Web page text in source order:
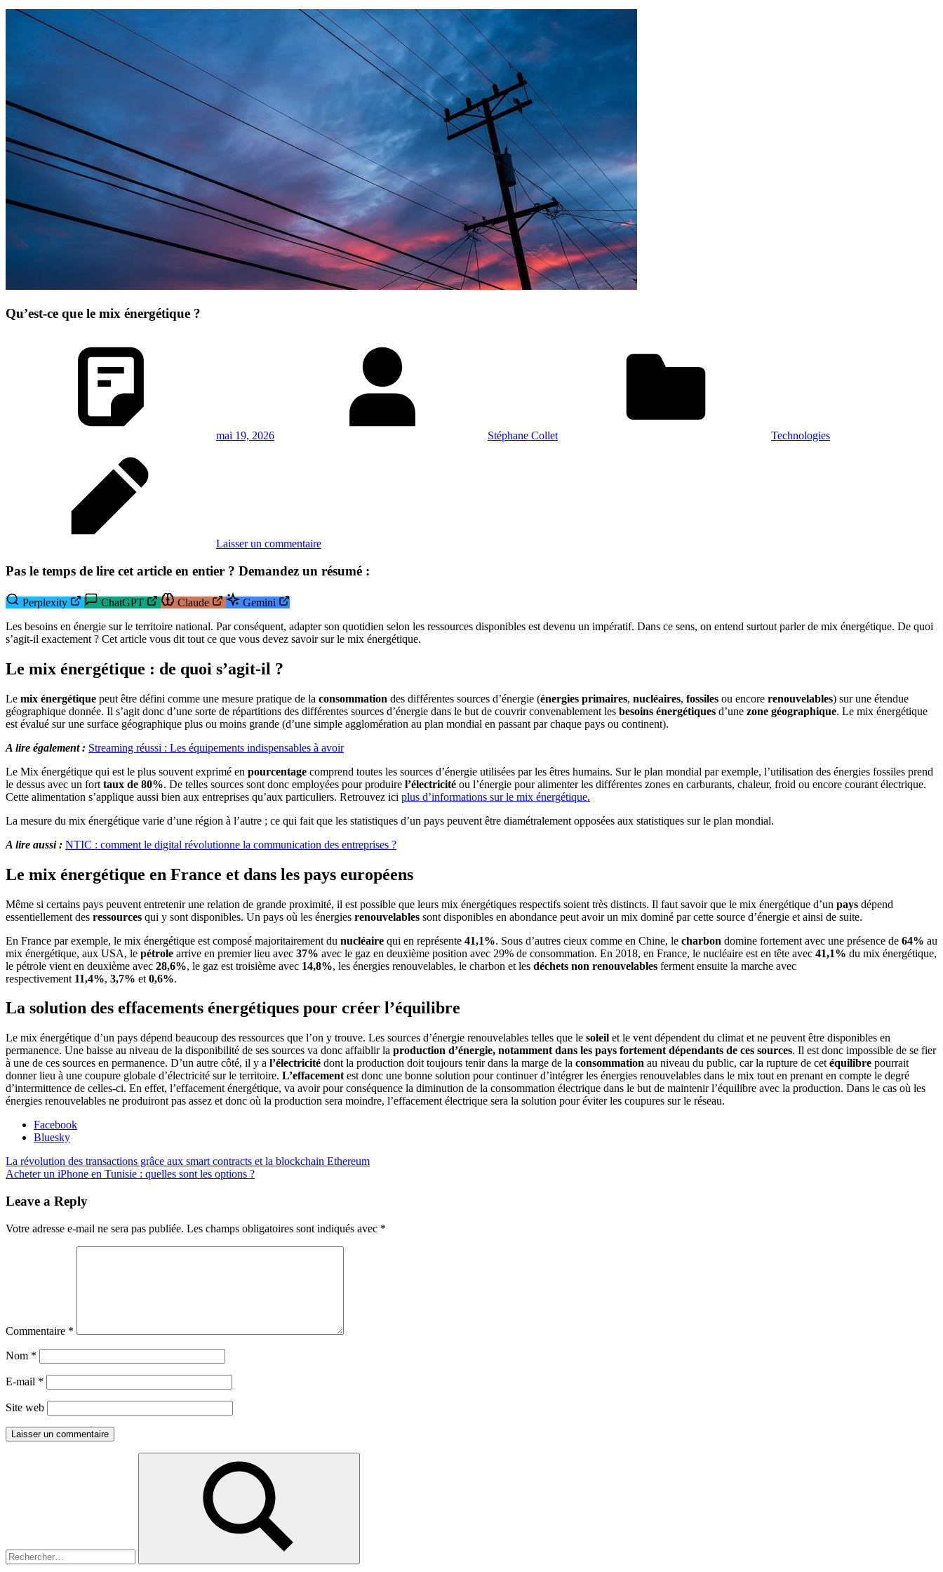
Qu’est-ce que le mix énergétique ?
mai 19, 2026 Stéphane Collet Technologies
Laisser un commentaire
Pas le temps de lire cet article en entier ? Demandez un résumé :
Perplexity ChatGPT Claude
Gemini
Les besoins en énergie sur le territoire national. Par conséquent, adapter son quotidien selon les ressources disponibles est devenu un impératif. Dans ce sens, on entend surtout parler de mix énergétique. De quoi
s’agit-il exactement ? Cet article vous dit tout ce que vous devez savoir sur le mix énergétique.
Le mix énergétique : de quoi s’agit-il ?
Le mix énergétique peut être défini comme une mesure pratique de la consommation des différentes sources d’énergie (énergies primaires, nucléaires, fossiles ou encore renouvelables) sur une étendue
géographique donnée. Il s’agit donc d’une sorte de répartitions des différentes sources d’énergie dans le but de couvrir convenablement les besoins énergétiques d’une zone géographique. Le mix énergétique
est évalué sur une surface géographique plus ou moins grande (d’une simple agglomération au plan mondial en passant par chaque pays ou continent).
A lire également : Streaming réussi : Les équipements indispensables à avoir
Le Mix énergétique qui est le plus souvent exprimé en pourcentage comprend toutes les sources d’énergie utilisées par les êtres humains. Sur le plan mondial par exemple, l’utilisation des énergies fossiles prend
le dessus avec un fort taux de 80%. De telles sources sont donc employées pour produire l’électricité ou l’énergie pour alimenter les différentes zones en carburants, chaleur, froid ou encore courant électrique.
Cette alimentation s’applique aussi bien aux entreprises qu’aux particuliers. Retrouvez ici plus d’informations sur le mix énergétique.
La mesure du mix énergétique varie d’une région à l’autre ; ce qui fait que les statistiques d’un pays peuvent être diamétralement opposées aux statistiques sur le plan mondial.
A lire aussi : NTIC : comment le digital révolutionne la communication des entreprises ?
Le mix énergétique en France et dans les pays européens
Même si certains pays peuvent entretenir une relation de grande proximité, il est possible que leurs mix énergétiques respectifs soient très distincts. Il faut savoir que le mix énergétique d’un pays dépend
essentiellement des ressources qui y sont disponibles. Un pays où les énergies renouvelables sont disponibles en abondance peut avoir un mix dominé par cette source d’énergie et ainsi de suite.
En France par exemple, le mix énergétique est composé majoritairement du nucléaire qui en représente 41,1%. Sous d’autres cieux comme en Chine, le charbon domine fortement avec une présence de 64% au
mix énergétique, aux USA, le pétrole arrive en premier lieu avec 37% avec le gaz en deuxième position avec 29% de consommation. En 2018, en France, le nucléaire est en tête avec 41,1% du mix énergétique,
le pétrole vient en deuxième avec 28,6%, le gaz est troisième avec 14,8%, les énergies renouvelables, le charbon et les déchets non renouvelables ferment ensuite la marche avec
respectivement 11,4%, 3,7% et 0,6%.
La solution des effacements énergétiques pour créer l’équilibre
Le mix énergétique d’un pays dépend beaucoup des ressources que l’on y trouve. Les sources d’énergie renouvelables telles que le soleil et le vent dépendent du climat et ne peuvent être disponibles en
permanence. Une baisse au niveau de la disponibilité de ses sources va donc affaiblir la production d’énergie, notamment dans les pays fortement dépendants de ces sources. Il est donc impossible de se fier
à une de ces sources en permanence. D’un autre côté, il y a l’électricité dont la production doit toujours tenir dans la marge de la consommation au niveau du public, car la rupture de cet équilibre pourrait
donner lieu à une coupure globale d’électricité sur le territoire. L’effacement est donc une bonne solution pour continuer d’intégrer les énergies renouvelables dans le mix tout en prenant en compte le degré
d’intermittence de celles-ci. En effet, l’effacement énergétique, va avoir pour conséquence la diminution de la consommation électrique dans le but de maintenir l’équilibre avec la production. Dans le cas où les
énergies renouvelables ne produiront pas assez et donc où la production sera moindre, l’effacement électrique sera la solution pour éviter les coupures sur le réseau.
Partager
"Qu’est-
ce
le
énergétique ?"
Facebook
Bluesky
Navigation
de
l’article
Publication
précédente :
La révolution des transactions grâce aux smart contracts et la blockchain Ethereum
Publication
Acheter un iPhone en Tunisie : quelles sont les options ?
Leave a Reply
Votre adresse e-mail ne sera pas publiée. Les champs obligatoires sont indiqués avec *
Commentaire *
Nom *
E-mail *
Site web
Rechercher